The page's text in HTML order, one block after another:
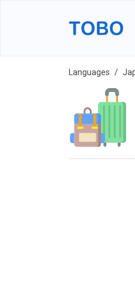
Languages